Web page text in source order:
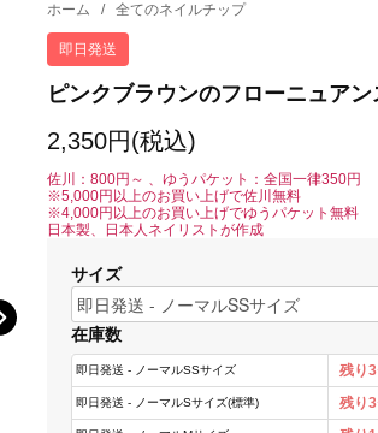
ホーム / 全てのネイルチップ
即日発送
ピンクブラウンのフローニュア
2,350円(税込)
佐川：800円～ 、ゆうパケット：全国一律350円
※5,000円以上のお買い上げで佐川無料
※4,000円以上のお買い上げでゆうパケット無料
日本製、日本人ネイリストが作成
サイズ
在庫数